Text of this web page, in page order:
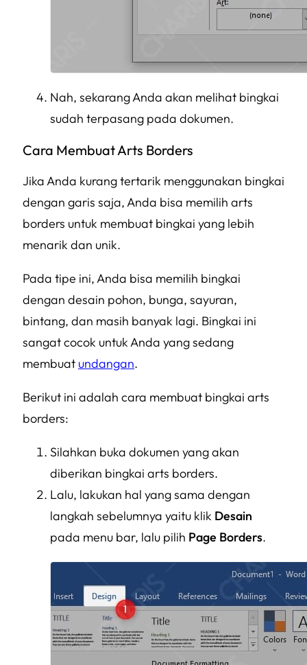
Nah, sekarang Anda akan melihat bingkai
sudah terpasang pada dokumen.
Cara Membuat Arts Borders
Jika Anda kurang tertarik menggunakan bingkai
dengan garis saja, Anda bisa memilih arts
borders untuk membuat bingkai yang lebih
menarik dan unik.
Pada tipe ini, Anda bisa memilih bingkai
dengan desain pohon, bunga, sayuran,
bintang, dan masih banyak lagi. Bingkai ini
sangat cocok untuk Anda yang sedang
membuat undangan.
Berikut ini adalah cara membuat bingkai arts
borders:
Silahkan buka dokumen yang akan
diberikan bingkai arts borders.
Lalu, lakukan hal yang sama dengan
langkah sebelumnya yaitu klik Desain
pada menu bar, lalu pilih Page Borders.